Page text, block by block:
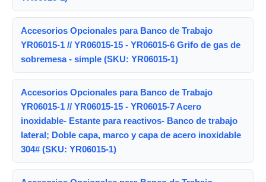
Accesorios Opcionales para Banco de Trabajo
YR06015-1 // YR06015-15 - YR06015-6 Grifo de gas de
sobremesa - simple (SKU: YR06015-1)
Accesorios Opcionales para Banco de Trabajo
YR06015-1 // YR06015-15 - YR06015-7 Acero
inoxidable- Estante para reactivos- Banco de trabajo
lateral; Doble capa, marco y capa de acero inoxidable
304# (SKU: YR06015-1)